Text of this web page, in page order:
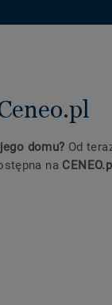
domu? Od
na CENEO.pl